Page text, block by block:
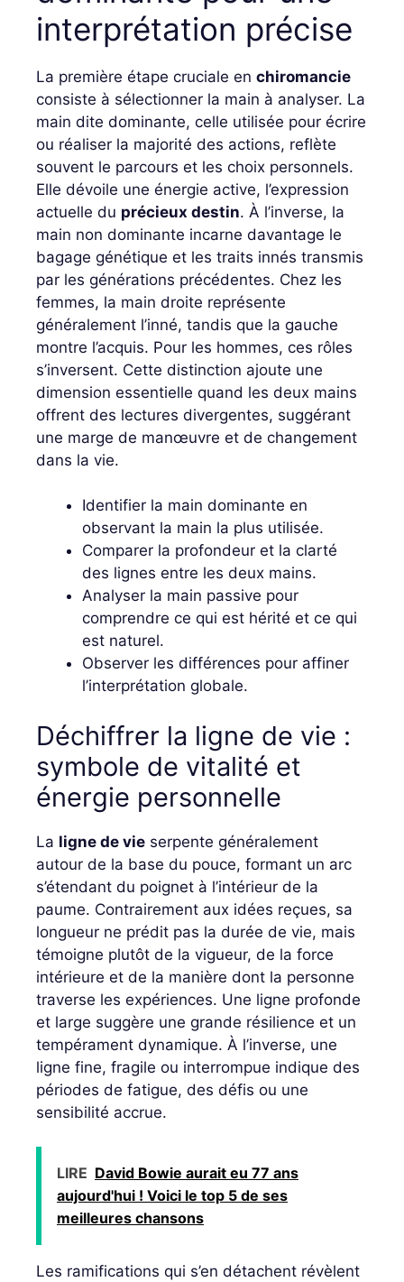
interprétation précise
La première étape cruciale en chiromancie
consiste à sélectionner la main à analyser. La
main dite dominante, celle utilisée pour écrire
ou réaliser la majorité des actions, reflète
souvent le parcours et les choix personnels.
Elle dévoile une énergie active, l’expression
actuelle du précieux destin. À l’inverse, la
main non dominante incarne davantage le
bagage génétique et les traits innés transmis
par les générations précédentes. Chez les
femmes, la main droite représente
généralement l’inné, tandis que la gauche
montre l’acquis. Pour les hommes, ces rôles
s’inversent. Cette distinction ajoute une
dimension essentielle quand les deux mains
offrent des lectures divergentes, suggérant
une marge de manœuvre et de changement
dans la vie.
Identifier la main dominante en
observant la main la plus utilisée.
Comparer la profondeur et la clarté
des lignes entre les deux mains.
Analyser la main passive pour
comprendre ce qui est hérité et ce qui
est naturel.
Observer les différences pour affiner
l’interprétation globale.
Déchiffrer la ligne de vie :
symbole de vitalité et
énergie personnelle
La ligne de vie serpente généralement
autour de la base du pouce, formant un arc
s’étendant du poignet à l’intérieur de la
paume. Contrairement aux idées reçues, sa
longueur ne prédit pas la durée de vie, mais
témoigne plutôt de la vigueur, de la force
intérieure et de la manière dont la personne
traverse les expériences. Une ligne profonde
et large suggère une grande résilience et un
tempérament dynamique. À l’inverse, une
ligne fine, fragile ou interrompue indique des
périodes de fatigue, des défis ou une
sensibilité accrue.
LIRE David Bowie aurait eu 77 ans
aujourd'hui ! Voici le top 5 de ses
meilleures chansons
Les ramifications qui s’en détachent révèlent